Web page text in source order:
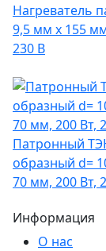
Нагреватель
9,5 мм x 155
230 В
Патронный
образный d=
70 мм, 200 Вт,
Информация
О нас